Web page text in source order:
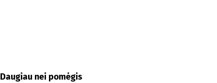
Daugiau nei pomėgis